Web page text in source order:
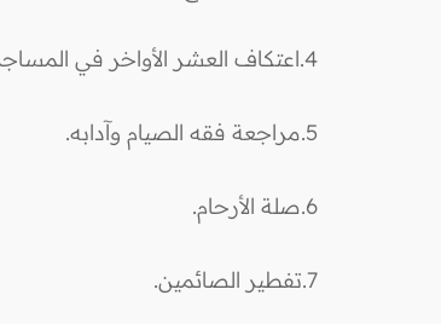
4.اعتكاف العشر الأواخر في المساجد.
5.مراجعة فقه الصيام وآدابه.
6.صلة الأرحام.
7.تفطير الصائمين.